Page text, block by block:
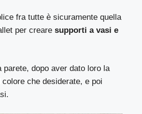
fra tutte è sicuramente quella
per crearesupporti a vasi e
parete, dopo aver dato loro la
che desiderate, e poi